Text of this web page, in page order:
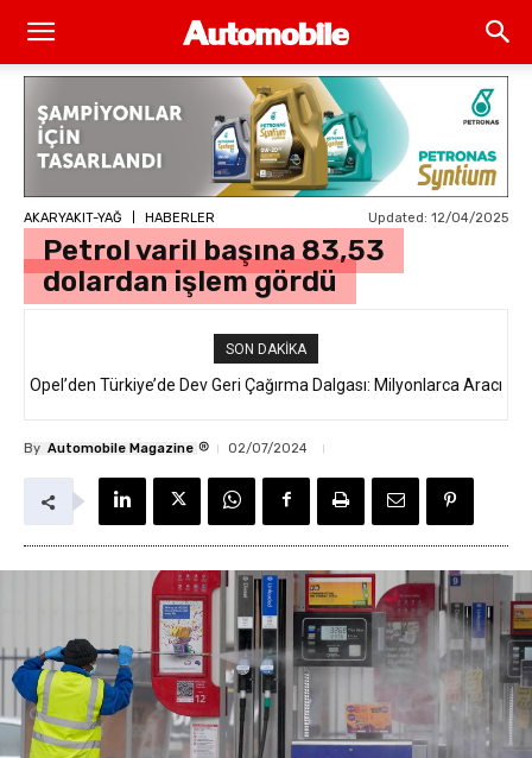
AKARYAKIT-YAĞ HABERLER Updated: 12/04/2025
Petrol varil başına 83,53
dolardan işlem gördü
SON DAKIKA
Opel’den Türkiye’de Dev Geri Çağırma Dalgası: Milyonlarca Aracı
By Automobile Magazine ® 02/07/2024